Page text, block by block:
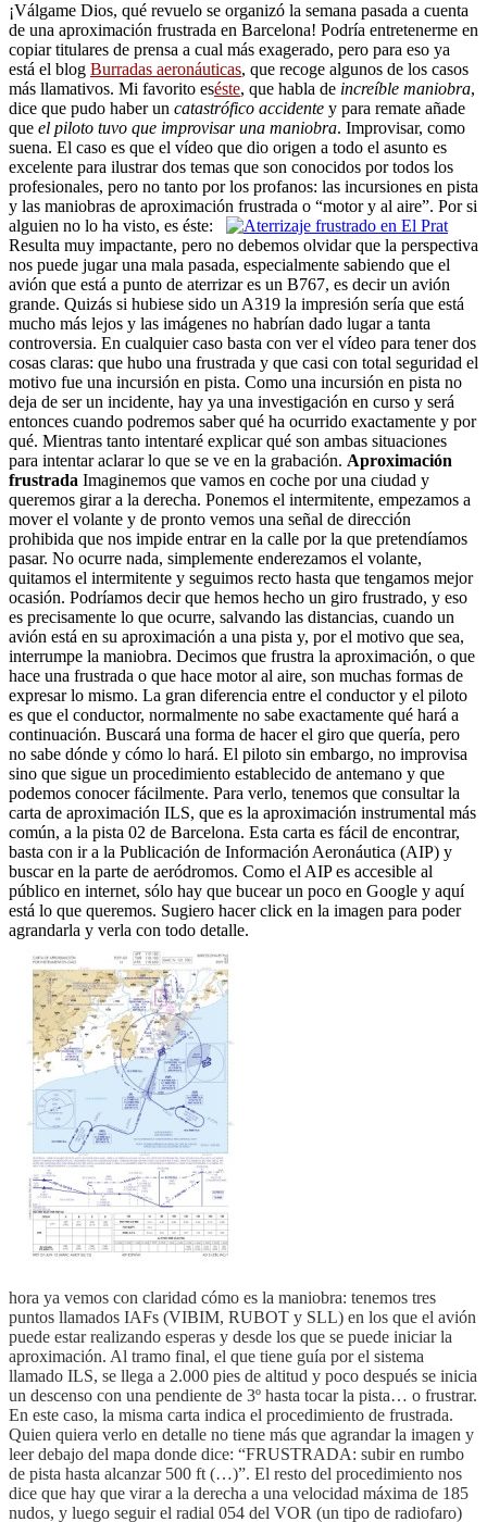
¡Válgame Dios, qué revuelo se organizó la semana pasada a cuenta
de una aproximación frustrada en Barcelona! Podría entretenerme en
copiar titulares de prensa a cual más exagerado, pero para eso ya
está el blog Burradas aeronáuticas, que recoge algunos de los casos
más llamativos. Mi favorito eséste, que habla de increíble maniobra,
dice que pudo haber un catastrófico accidente y para remate añade
que el piloto tuvo que improvisar una maniobra. Improvisar, como
suena. El caso es que el vídeo que dio origen a todo el asunto es
excelente para ilustrar dos temas que son conocidos por todos los
profesionales, pero no tanto por los profanos: las incursiones en pista
y las maniobras de aproximación frustrada o “motor y al aire”. Por si
alguien no lo ha visto, es éste:
Resulta muy impactante, pero no debemos olvidar que la perspectiva
nos puede jugar una mala pasada, especialmente sabiendo que el
avión que está a punto de aterrizar es un B767, es decir un avión
grande. Quizás si hubiese sido un A319 la impresión sería que está
mucho más lejos y las imágenes no habrían dado lugar a tanta
controversia. En cualquier caso basta con ver el vídeo para tener dos
cosas claras: que hubo una frustrada y que casi con total seguridad el
motivo fue una incursión en pista. Como una incursión en pista no
deja de ser un incidente, hay ya una investigación en curso y será
entonces cuando podremos saber qué ha ocurrido exactamente y por
qué. Mientras tanto intentaré explicar qué son ambas situaciones
para intentar aclarar lo que se ve en la grabación. Aproximación
frustrada Imaginemos que vamos en coche por una ciudad y
queremos girar a la derecha. Ponemos el intermitente, empezamos a
mover el volante y de pronto vemos una señal de dirección
prohibida que nos impide entrar en la calle por la que pretendíamos
pasar. No ocurre nada, simplemente enderezamos el volante,
quitamos el intermitente y seguimos recto hasta que tengamos mejor
ocasión. Podríamos decir que hemos hecho un giro frustrado, y eso
es precisamente lo que ocurre, salvando las distancias, cuando un
avión está en su aproximación a una pista y, por el motivo que sea,
interrumpe la maniobra. Decimos que frustra la aproximación, o que
hace una frustrada o que hace motor al aire, son muchas formas de
expresar lo mismo. La gran diferencia entre el conductor y el piloto
es que el conductor, normalmente no sabe exactamente qué hará a
continuación. Buscará una forma de hacer el giro que quería, pero
no sabe dónde y cómo lo hará. El piloto sin embargo, no improvisa
sino que sigue un procedimiento establecido de antemano y que
podemos conocer fácilmente. Para verlo, tenemos que consultar la
carta de aproximación ILS, que es la aproximación instrumental más
común, a la pista 02 de Barcelona. Esta carta es fácil de encontrar,
basta con ir a la Publicación de Información Aeronáutica (AIP) y
buscar en la parte de aeródromos. Como el AIP es accesible al
público en internet, sólo hay que bucear un poco en Google y aquí
está lo que queremos. Sugiero hacer click en la imagen para poder
agrandarla y verla con todo detalle.
hora ya vemos con claridad cómo es la maniobra: tenemos tres
puntos llamados IAFs (VIBIM, RUBOT y SLL) en los que el avión
puede estar realizando esperas y desde los que se puede iniciar la
aproximación. Al tramo final, el que tiene guía por el sistema
llamado ILS, se llega a 2.000 pies de altitud y poco después se inicia
un descenso con una pendiente de 3º hasta tocar la pista… o frustrar.
En este caso, la misma carta indica el procedimiento de frustrada.
Quien quiera verlo en detalle no tiene más que agrandar la imagen y
leer debajo del mapa donde dice: “FRUSTRADA: subir en rumbo
de pista hasta alcanzar 500 ft (…)”. El resto del procedimiento nos
dice que hay que virar a la derecha a una velocidad máxima de 185
nudos, y luego seguir el radial 054 del VOR (un tipo de radiofaro)